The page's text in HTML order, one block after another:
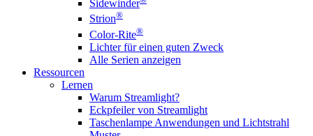
Sidewinder
Strion®
Color-Rite®
Lichter für einen guten Zweck
Alle Serien anzeigen
Ressourcen
Lernen
Warum Streamlight?
Eckpfeiler von Streamlight
Taschenlampe Anwendungen und Lichtstrahl